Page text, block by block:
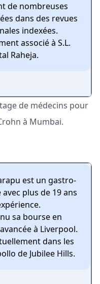
de nombreuses
dans des revues
indexées.
associé à S.L.
Raheja.
de médecins pour
à Mumbai.
est un gastro-
plus de 19 ans
sa bourse en
à Liverpool.
dans les
de Jubilee Hills.